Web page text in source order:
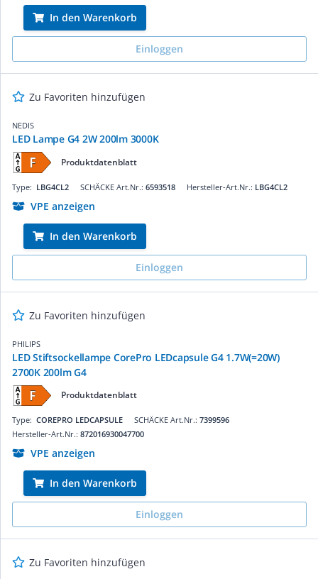
In den Warenkorb
Einloggen
Zu Favoriten hinzufügen
NEDIS
LED Lampe G4 2W 200lm 3000K
Produktdatenblatt
SCHÄCKE Art.Nr.: 6593518
Type: LBG4CL2 Hersteller-Art.Nr.: LBG4CL2
VPE anzeigen
In den Warenkorb
Einloggen
Zu Favoriten hinzufügen
PHILIPS
LED Stiftsockellampe CorePro LEDcapsule G4 1.7W(=20W)
2700K 200lm G4
Produktdatenblatt
SCHÄCKE Art.Nr.: 7399596
Type: COREPRO LEDCAPSULE
Hersteller-Art.Nr.: 872016930047700
VPE anzeigen
In den Warenkorb
Einloggen
Zu Favoriten hinzufügen